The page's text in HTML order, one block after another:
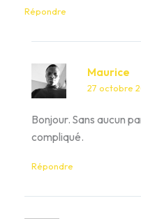
Répondre
Maurice
27 octobre
Bonjour. Sans aucun
compliqué.
Répondre